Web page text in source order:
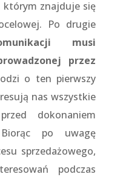
którym znajduje się
Po drugie
musi
przez
o ten pierwszy
nas wszystkie
dokonaniem
po uwagę
sprzedażowego,
podczas